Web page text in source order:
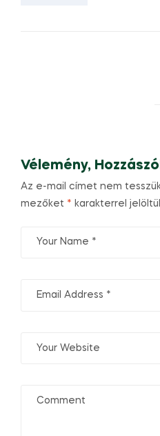
Vélemény,
Az e-mail címet nem
mezőket * karakterrel